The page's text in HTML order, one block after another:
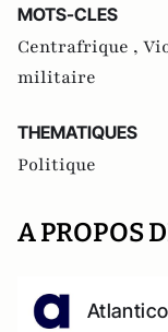
MOTS-CLES
Centrafrique ,
militaire
THEMATIQUES
Politique
A PROPOS